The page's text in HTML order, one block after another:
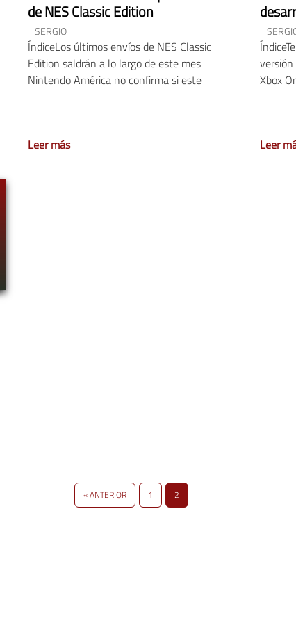
de NES Classic Edition
SERGIO
ÍndiceLos últimos envíos de NES Classic
Edition saldrán a lo largo de este mes
Nintendo América no confirma si este
Leer más
versión
Xbox
Leer
« ANTERIOR 1 2